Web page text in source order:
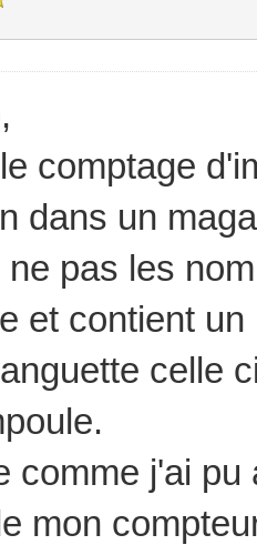
comptage
dans un
pas les
et contient
celle
comme j'ai
mon